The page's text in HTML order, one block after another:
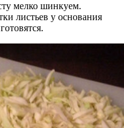
мелко шинкуем.
листьев у основания